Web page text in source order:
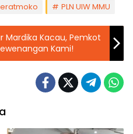
PLN UIW MMU
Mardika Kacau, Pemkot
Kami!